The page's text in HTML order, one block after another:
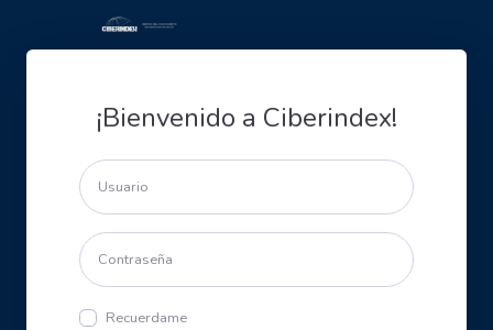
¡Bienvenido a Ciberindex!
Recuerdame